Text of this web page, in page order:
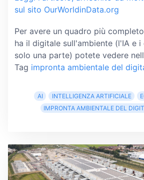
sul sito OurWorldinData.org
Per avere un quadro più
ha il digitale sull'ambiente (l'IA e
solo una parte) potete vedere
Tag impronta ambientale del
AI INTELLIGENZA ARTIFICIALE
IMPRONTA AMBIENTALE DEL